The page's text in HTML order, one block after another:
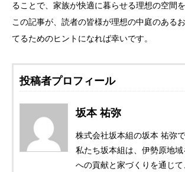
ることで、家族が快適に暮らせる理想の空間を
この記事が、読者の皆様が理想の中庭のある
てるためのヒントになれば幸いです。
投稿者プロフィール
坂本 祐弥
株式会社坂本組の坂本 祐弥で
私たち坂本組は、伊勢原地
への貢献と家づくりを通じ